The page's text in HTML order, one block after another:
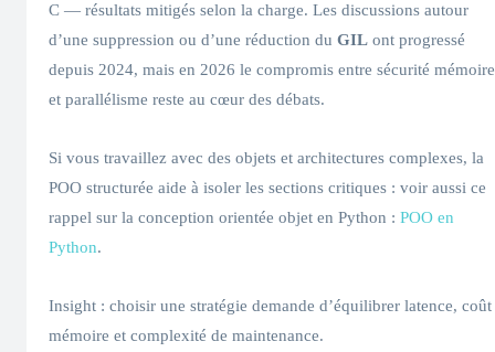
C — résultats mitigés selon la charge. Les discussions autour
d’une suppression ou d’une réduction du GIL ont progressé
depuis 2024, mais en 2026 le compromis entre sécurité mémoire
et parallélisme reste au cœur des débats.
Si vous travaillez avec des objets et architectures complexes, la
POO structurée aide à isoler les sections critiques : voir aussi ce
rappel sur la conception orientée objet en Python : POO en
Python.
Insight : choisir une stratégie demande d’équilibrer latence, coût
mémoire et complexité de maintenance.